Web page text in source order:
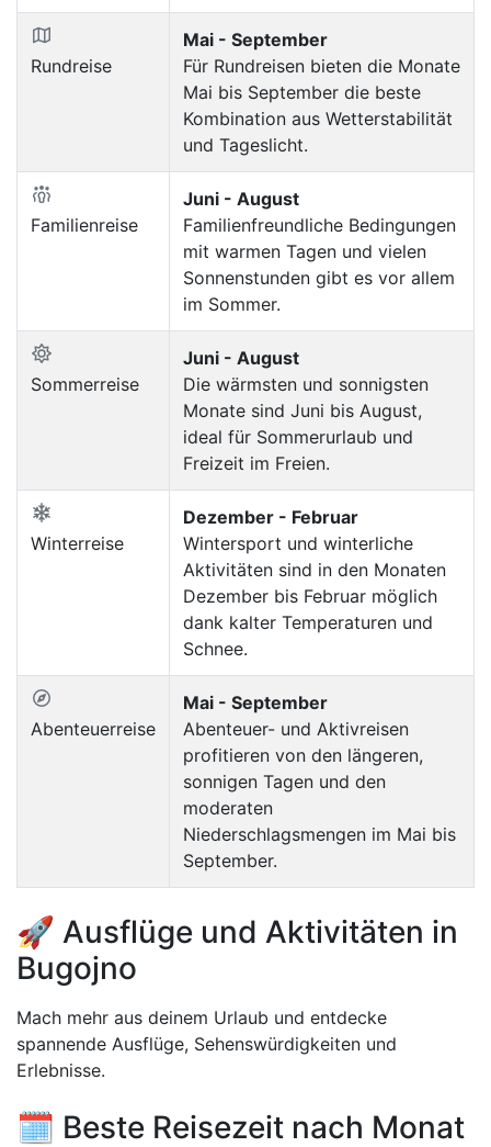
Rundreise
Mai - September
Für Rundreisen bieten die Monate
Mai bis September die beste
Kombination aus Wetterstabilität
und Tageslicht.
Familienreise
Juni - August
Familienfreundliche Bedingungen
mit warmen Tagen und vielen
Sonnenstunden gibt es vor allem
im Sommer.
Sommerreise
Juni - August
Die wärmsten und sonnigsten
Monate sind Juni bis August,
ideal für Sommerurlaub und
Freizeit im Freien.
Winterreise
Dezember - Februar
Wintersport und winterliche
Aktivitäten sind in den Monaten
Dezember bis Februar möglich
dank kalter Temperaturen und
Schnee.
Abenteuerreise
Mai - September
Abenteuer- und Aktivreisen
profitieren von den längeren,
sonnigen Tagen und den
moderaten
Niederschlagsmengen im Mai bis
September.
🚀 Ausflüge und Aktivitäten in
Bugojno
Mach mehr aus deinem Urlaub und entdecke
spannende Ausflüge, Sehenswürdigkeiten und
Erlebnisse.
🗓️ Beste Reisezeit nach Monat